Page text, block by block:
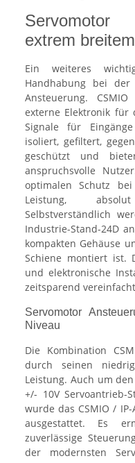
extrem
Ein weiteres
Handhabung bei der
Ansteuerung.
externe Elektronik für
Signale für
isoliert, gefiltert,
geschützt und
anspruchsvolle
optimalen Schutz
Leistung,
Selbstverständlich
Industrie-Stand-24D
kompakten Gehäuse
Schiene montiert ist.
und elektronische
zeitsparend
Servomotor
Niveau
Die Kombination
durch seinen
Leistung. Auch um
+/- 10V Servoantrieb-
wurde das CSMIO /
ausgestattet. Es
zuverlässige
der modernsten